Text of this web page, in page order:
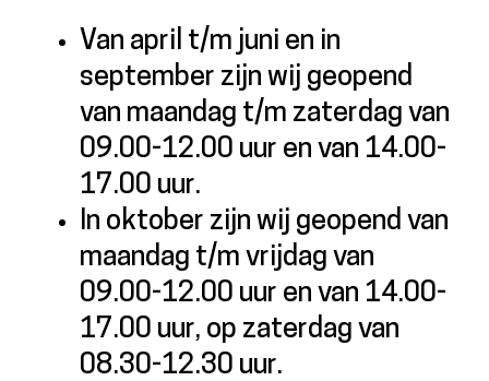
Van april t/m juni en in
september zijn wij geopend
van maandag t/m zaterdag van
09.00-12.00 uur en van 14.00-
17.00 uur.
In oktober zijn wij geopend van
maandag t/m vrijdag van
09.00-12.00 uur en van 14.00-
17.00 uur, op zaterdag van
08.30-12.30 uur.